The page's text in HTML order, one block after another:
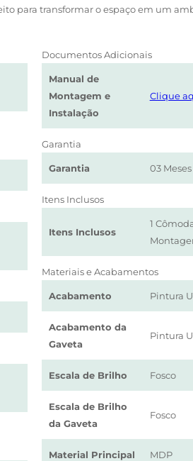
para transformar o espaço em um
Documentos Adicionais
Manual de
Montagem e
Instalação
Clique
Garantia
Garantia 03 Meses
Itens Inclusos
Itens Inclusos
1
Materiais e Acabamentos
Acabamento Pintura
Acabamento da
Gaveta
Pintura
Escala de Brilho Fosco
Escala de Brilho
da Gaveta
Fosco
Material Principal MDP